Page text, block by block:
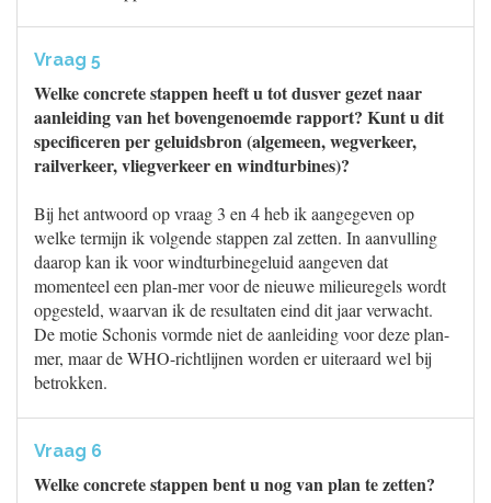
Vraag 5
Welke concrete stappen heeft u tot dusver gezet naar
aanleiding van het bovengenoemde rapport? Kunt u dit
specificeren per geluidsbron (algemeen, wegverkeer,
railverkeer, vliegverkeer en windturbines)?
Bij het antwoord op vraag 3 en 4 heb ik aangegeven op
welke termijn ik volgende stappen zal zetten. In aanvulling
daarop kan ik voor windturbinegeluid aangeven dat
momenteel een plan-mer voor de nieuwe milieuregels wordt
opgesteld, waarvan ik de resultaten eind dit jaar verwacht.
De motie Schonis vormde niet de aanleiding voor deze plan-
mer, maar de WHO-richtlijnen worden er uiteraard wel bij
betrokken.
Vraag 6
Welke concrete stappen bent u nog van plan te zetten?